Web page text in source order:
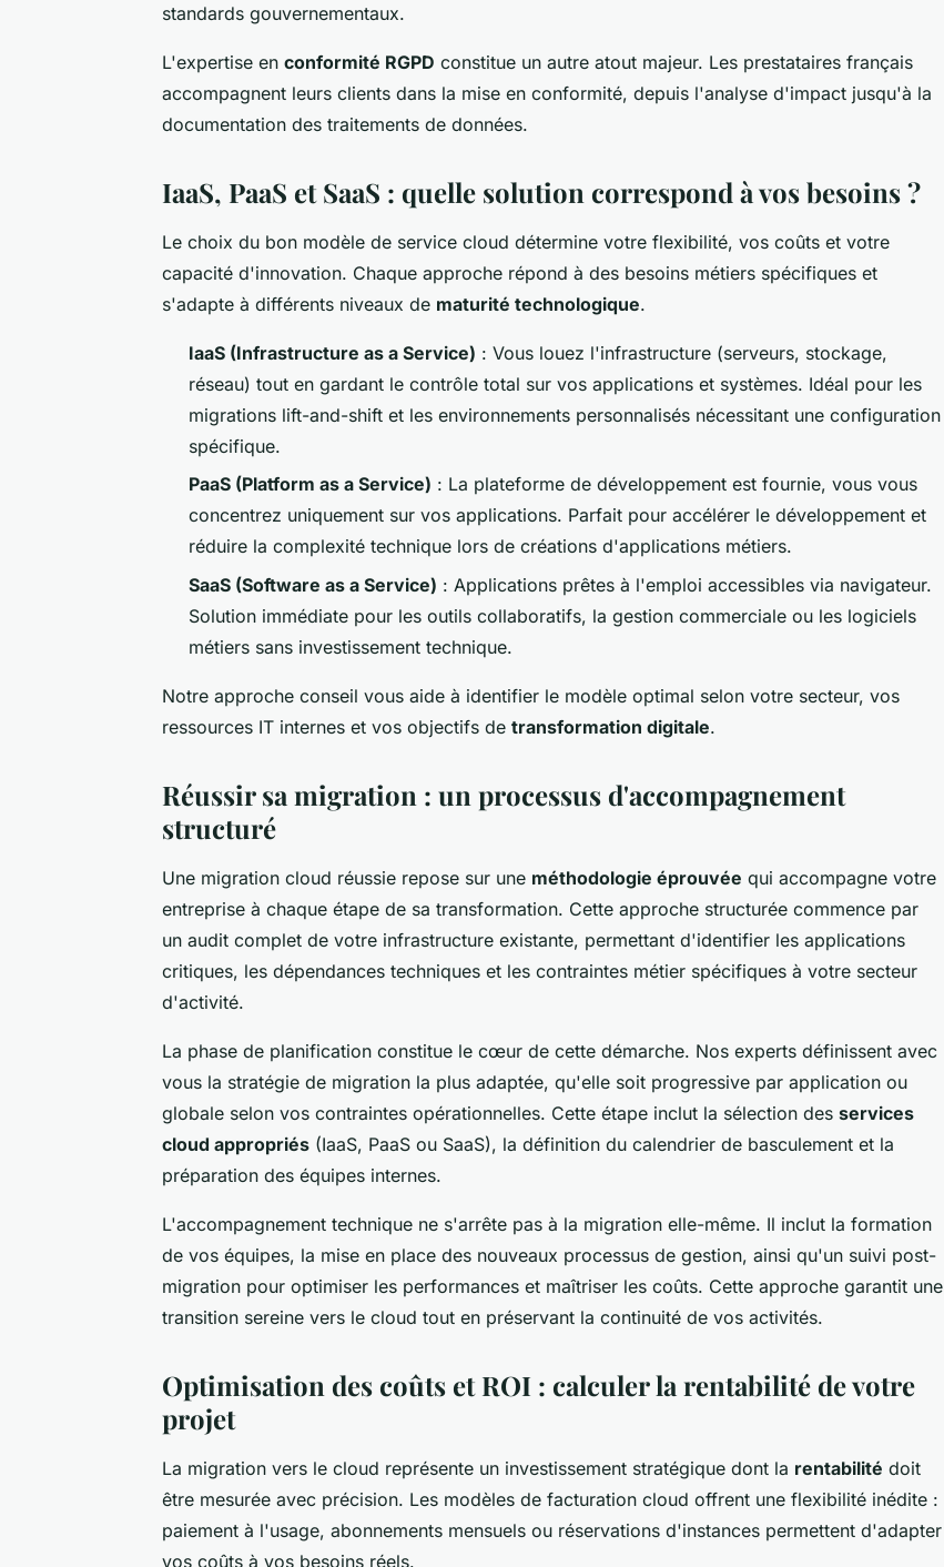
standards gouvernementaux.
L'expertise en conformité RGPD constitue un autre atout majeur. Les prestataires français
accompagnent leurs clients dans la mise en conformité, depuis l'analyse d'impact jusqu'à la
documentation des traitements de données.
IaaS, PaaS et SaaS : quelle solution correspond à vos besoins ?
Le choix du bon modèle de service cloud détermine votre flexibilité, vos coûts et votre
capacité d'innovation. Chaque approche répond à des besoins métiers spécifiques et
s'adapte à différents niveaux de maturité technologique.
IaaS (Infrastructure as a Service) : Vous louez l'infrastructure (serveurs, stockage,
réseau) tout en gardant le contrôle total sur vos applications et systèmes. Idéal pour les
migrations lift-and-shift et les environnements personnalisés nécessitant une configuration
spécifique.
PaaS (Platform as a Service) : La plateforme de développement est fournie, vous vous
concentrez uniquement sur vos applications. Parfait pour accélérer le développement et
réduire la complexité technique lors de créations d'applications métiers.
SaaS (Software as a Service) : Applications prêtes à l'emploi accessibles via navigateur.
Solution immédiate pour les outils collaboratifs, la gestion commerciale ou les logiciels
métiers sans investissement technique.
Notre approche conseil vous aide à identifier le modèle optimal selon votre secteur, vos
ressources IT internes et vos objectifs de transformation digitale.
Réussir sa migration : un processus d'accompagnement
structuré
Une migration cloud réussie repose sur une méthodologie éprouvée qui accompagne votre
entreprise à chaque étape de sa transformation. Cette approche structurée commence par
un audit complet de votre infrastructure existante, permettant d'identifier les applications
critiques, les dépendances techniques et les contraintes métier spécifiques à votre secteur
d'activité.
La phase de planification constitue le cœur de cette démarche. Nos experts définissent avec
vous la stratégie de migration la plus adaptée, qu'elle soit progressive par application ou
globale selon vos contraintes opérationnelles. Cette étape inclut la sélection des services
cloud appropriés (IaaS, PaaS ou SaaS), la définition du calendrier de basculement et la
préparation des équipes internes.
L'accompagnement technique ne s'arrête pas à la migration elle-même. Il inclut la formation
de vos équipes, la mise en place des nouveaux processus de gestion, ainsi qu'un suivi post-
migration pour optimiser les performances et maîtriser les coûts. Cette approche garantit une
transition sereine vers le cloud tout en préservant la continuité de vos activités.
Optimisation des coûts et ROI : calculer la rentabilité de votre
projet
La migration vers le cloud représente un investissement stratégique dont la rentabilité doit
être mesurée avec précision. Les modèles de facturation cloud offrent une flexibilité inédite :
paiement à l'usage, abonnements mensuels ou réservations d'instances permettent d'adapter
vos coûts à vos besoins réels.